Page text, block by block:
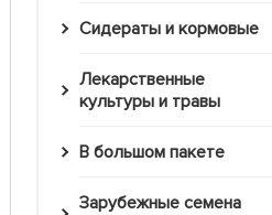
Сидераты и кормовые
Лекарственные
культуры и травы
В большом пакете
Зарубежные семена